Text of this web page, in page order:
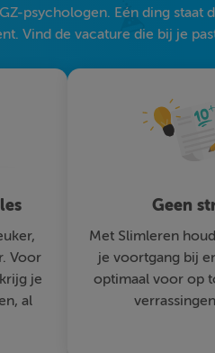
psychologen. Eén ding staat
Vind de vacature die bij je
Voor
je
al
Geen
Met Slimleren
je voortgang bij
optimaal voor op